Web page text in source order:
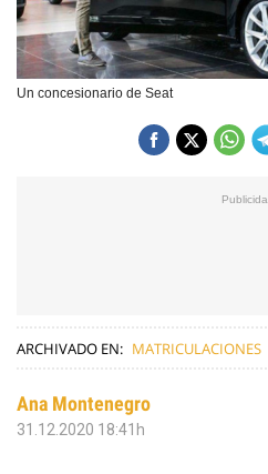
Un concesionario de Seat
ARCHIVADO EN: MATRICULACIONES
Ana Montenegro
31.12.2020 18:41h